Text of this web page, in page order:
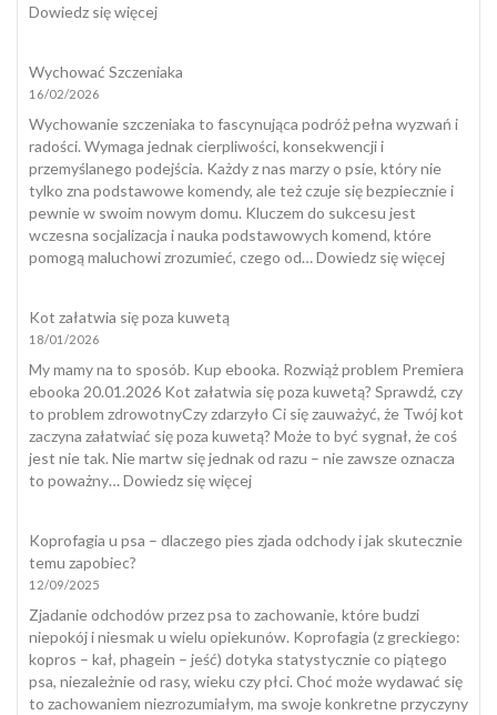
Dowiedz się więcej:
kleszcz
psa?
Wychować Szczeniaka
16/02/2026
Wychowanie szczeniaka to fascynująca podróż pełna wyzwań i
radości. Wymaga jednak cierpliwości, konsekwencji i
przemyślanego podejścia. Każdy z nas marzy o psie, który nie
tylko zna podstawowe komendy, ale też czuje się bezpiecznie i
pewnie w swoim nowym domu. Kluczem do sukcesu jest
wczesna socjalizacja i nauka podstawowych komend, które
pomogą maluchowi zrozumieć, czego od…Dowiedz się więcej:
Kot załatwia się poza kuwetą
18/01/2026
My mamy na to sposób. Kup ebooka. Rozwiąż problem Premiera
ebooka 20.01.2026 Kot załatwia się poza kuwetą? Sprawdź, czy
to problem zdrowotnyCzy zdarzyło Ci się zauważyć, że Twój kot
zaczyna załatwiać się poza kuwetą? Może to być sygnał, że coś
jest nie tak. Nie martw się jednak od razu – nie zawsze oznacza
to poważny…Dowiedz się więcej:
się
Koprofagia u psa – dlaczego pies zjada odchody i jak skutecznie
temu zapobiec?
12/09/2025
Zjadanie odchodów przez psa to zachowanie, które budzi
niepokój i niesmak u wielu opiekunów. Koprofagia (z greckiego:
kopros – kał, phagein – jeść) dotyka statystycznie co piątego
psa, niezależnie od rasy, wieku czy płci. Choć może wydawać się
to zachowaniem niezrozumiałym, ma swoje konkretne przyczyny